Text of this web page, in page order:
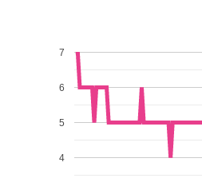
4
5
6
7